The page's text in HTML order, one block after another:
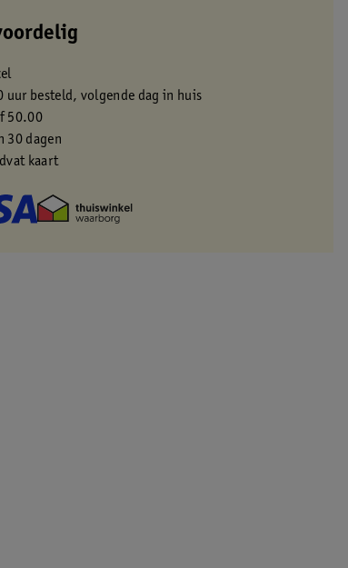
uur besteld, volgende dag in huis
50.00
30 dagen
kaart